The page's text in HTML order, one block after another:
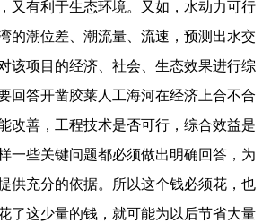
又有利于生态环境。又如，水动力可行
的潮位差、潮流量、流速，预测出水交
该项目的经济、社会、生态效果进行综
回答开凿胶莱人工海河在经济上合不合
改善，工程技术是否可行，综合效益是
一些关键问题都必须做出明确回答，为
供充分的依据。所以这个钱必须花，也
了这少量的钱，就可能为以后节省大量